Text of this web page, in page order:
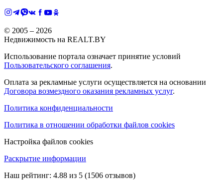
© 2005 – 2026
Недвижимость на REALT.BY
Использование портала означает принятие условий
Пользовательского соглашения.
Оплата за рекламные услуги осуществляется на основании
Договора возмездного оказания рекламных услуг.
Политика конфиденциальности
Политика в отношении обработки файлов cookies
Настройка файлов cookies
Раскрытие информации
Наш рейтинг: 4.88 из 5 (1506 отзывов)